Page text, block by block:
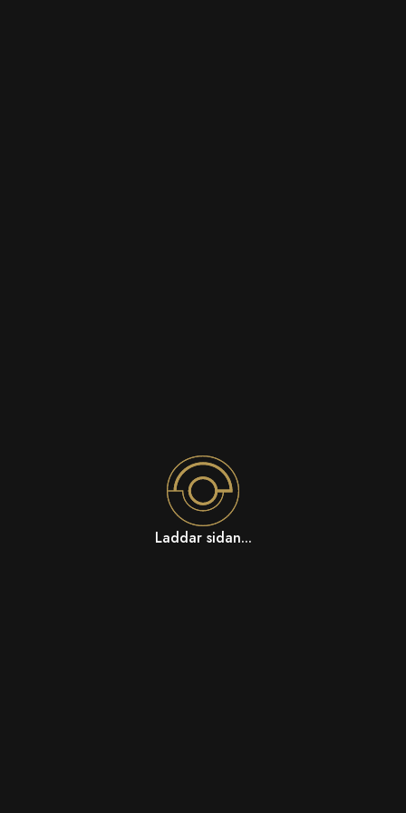
Laddar sidan...